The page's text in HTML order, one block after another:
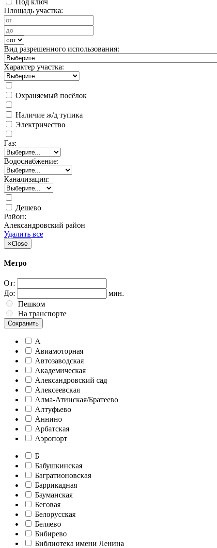
Под ключ
Площадь участка:
Вид разрешенного использования:
Характер участка:
Охраняемый посёлок
Наличие ж/д тупика
Электричество
Газ:
Водоснабжение:
Канализация:
Дешево
Район:
Александровский район
Удалить все
×Close
Метро
От:
До:
мин.
Пешком
На транспорте
Сохранить
А
Авиамоторная
Автозаводская
Академическая
Александровский сад
Алексеевская
Алма-Атинская/Братеево
Алтуфьево
Аннино
Арбатская
Аэропорт
Б
Бабушкинская
Багратионовская
Баррикадная
Бауманская
Беговая
Белорусская
Беляево
Бибирево
Библиотека имени Ленина